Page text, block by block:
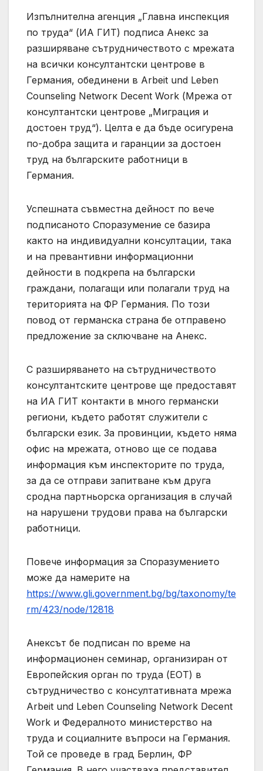
Изпълнителна агенция „Главна инспекция
по труда“ (ИА ГИТ) подписа Анекс за
разширяване сътрудничеството с мрежата
на всички консултантски центрове в
Германия, обединени в Arbeit und Leben
Counseling Networк Decent Work (Мрежа от
консултантски центрове „Миграция и
достоен труд“). Целта е да бъде осигурена
по-добра защита и гаранции за достоен
труд на българските работници в
Германия.
Успешната съвместна дейност по вече
подписаното Споразумение се базира
както на индивидуални консултации, така
и на превантивни информационни
дейности в подкрепа на български
граждани, полагащи или полагали труд на
територията на ФР Германия. По този
повод от германска страна бе отправено
предложение за сключване на Анекс.
С разширяването на сътрудничеството
консултантските центрове ще предоставят
на ИА ГИТ контакти в много германски
региони, където работят служители с
български език. За провинции, където няма
офис на мрежата, отново ще се подава
информация към инспекторите по труда,
за да се отправи запитване към друга
сродна партньорска организация в случай
на нарушени трудови права на български
работници.
Повече информация за Споразумението
може да намерите на
https://www.gli.government.bg/bg/taxonomy/te
rm/423/node/12818
Анексът бе подписан по време на
информационен семинар, организиран от
Европейския орган по труда (ЕОТ) в
сътрудничество с консултативната мрежа
Arbeit und Leben Counseling Network Decent
Work и Федералното министерство на
труда и социалните въпроси на Германия.
Той се проведе в град Берлин, ФР